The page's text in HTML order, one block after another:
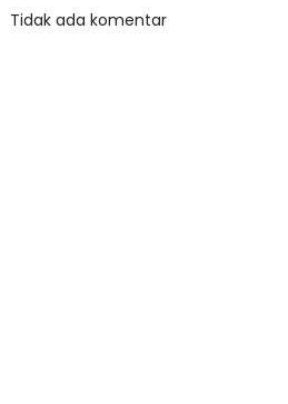
Tidak ada komentar